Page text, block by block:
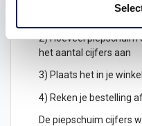
2) Hoeveel
het aantal cijfers aan
3) Plaats het in je
4) Reken je bestelling
De piepschuim cijfers